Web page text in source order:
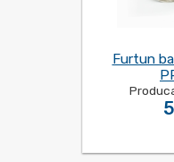
Furtun